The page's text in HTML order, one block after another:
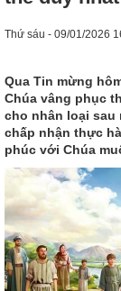
Thứ sáu - 09/01/2026
Qua Tin mừng
Chúa vâng phục
cho nhân loại sau
chấp nhận thực
phúc với Chúa